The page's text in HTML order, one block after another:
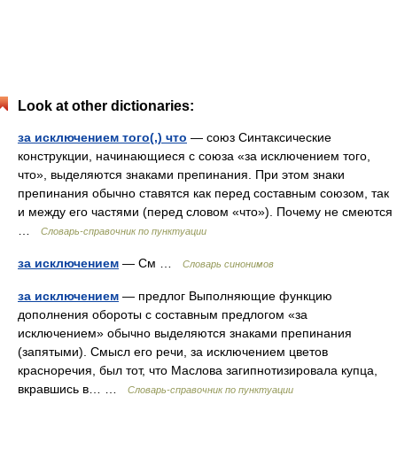
Look at other dictionaries:
за исключением того(,) что — союз Синтаксические
конструкции, начинающиеся с союза «за исключением того,
что», выделяются знаками препинания. При этом знаки
препинания обычно ставятся как перед составным союзом, так
и между его частями (перед словом «что»). Почему не смеются
Словарь-справочник по пунктуации
за исключением — См … Словарь синонимов
за исключением — предлог Выполняющие функцию
дополнения обороты с составным предлогом «за
исключением» обычно выделяются знаками препинания
(запятыми). Смысл его речи, за исключением цветов
красноречия, был тот, что Маслова загипнотизировала купца,
вкравшись в… …
Словарь-справочник по пунктуации